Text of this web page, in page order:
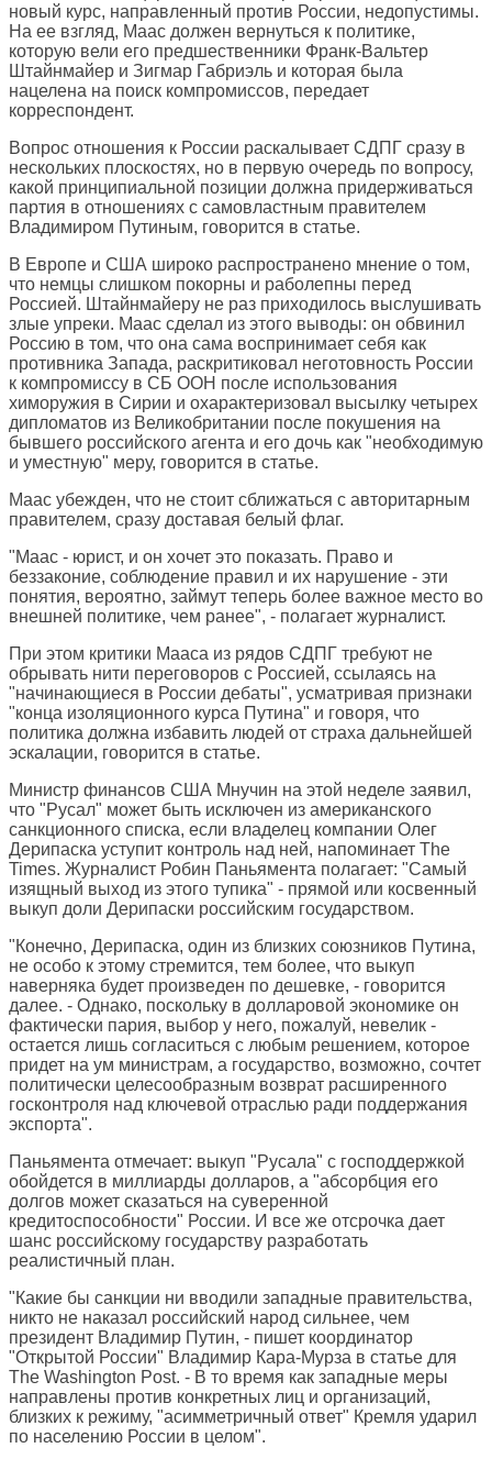
новый курс, направленный против России, недопустимы.
На ее взгляд, Маас должен вернуться к политике,
которую вели его предшественники Франк-Вальтер
Штайнмайер и Зигмар Габриэль и которая была
нацелена на поиск компромиссов, передает
корреспондент.
Вопрос отношения к России раскалывает СДПГ сразу в
нескольких плоскостях, но в первую очередь по вопросу,
какой принципиальной позиции должна придерживаться
партия в отношениях с самовластным правителем
Владимиром Путиным, говорится в статье.
В Европе и США широко распространено мнение о том,
что немцы слишком покорны и раболепны перед
Россией. Штайнмайеру не раз приходилось выслушивать
злые упреки. Маас сделал из этого выводы: он обвинил
Россию в том, что она сама воспринимает себя как
противника Запада, раскритиковал неготовность России
к компромиссу в СБ ООН после использования
химоружия в Сирии и охарактеризовал высылку четырех
дипломатов из Великобритании после покушения на
бывшего российского агента и его дочь как "необходимую
и уместную" меру, говорится в статье.
Маас убежден, что не стоит сближаться с авторитарным
правителем, сразу доставая белый флаг.
"Маас - юрист, и он хочет это показать. Право и
беззаконие, соблюдение правил и их нарушение - эти
понятия, вероятно, займут теперь более важное место во
внешней политике, чем ранее", - полагает журналист.
При этом критики Мааса из рядов СДПГ требуют не
обрывать нити переговоров с Россией, ссылаясь на
"начинающиеся в России дебаты", усматривая признаки
"конца изоляционного курса Путина" и говоря, что
политика должна избавить людей от страха дальнейшей
эскалации, говорится в статье.
Министр финансов США Мнучин на этой неделе заявил,
что "Русал" может быть исключен из американского
санкционного списка, если владелец компании Олег
Дерипаска уступит контроль над ней, напоминает The
Times. Журналист Робин Паньямента полагает: "Самый
изящный выход из этого тупика" - прямой или косвенный
выкуп доли Дерипаски российским государством.
"Конечно, Дерипаска, один из близких союзников Путина,
не особо к этому стремится, тем более, что выкуп
наверняка будет произведен по дешевке, - говорится
далее. - Однако, поскольку в долларовой экономике он
фактически пария, выбор у него, пожалуй, невелик -
остается лишь согласиться с любым решением, которое
придет на ум министрам, а государство, возможно, сочтет
политически целесообразным возврат расширенного
госконтроля над ключевой отраслью ради поддержания
экспорта".
Паньямента отмечает: выкуп "Русала" с господдержкой
обойдется в миллиарды долларов, а "абсорбция его
долгов может сказаться на суверенной
кредитоспособности" России. И все же отсрочка дает
шанс российскому государству разработать
реалистичный план.
"Какие бы санкции ни вводили западные правительства,
никто не наказал российский народ сильнее, чем
президент Владимир Путин, - пишет координатор
"Открытой России" Владимир Кара-Мурза в статье для
The Washington Post. - В то время как западные меры
направлены против конкретных лиц и организаций,
близких к режиму, "асимметричный ответ" Кремля ударил
по населению России в целом".